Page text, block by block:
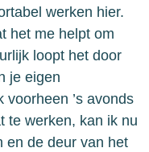
werken hier.
het me helpt om
loopt het door
je eigen
’s avonds
te werken, kan ik nu
en de deur van het